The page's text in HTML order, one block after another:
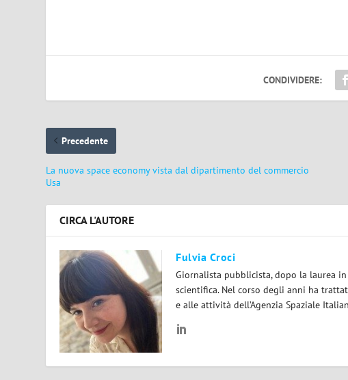
CONDIVIDERE:
Precedente
La nuova space economy vista dal dipartimento del commercio
Usa
CIRCA L'AUTORE
Fulvia Croci
Giornalista pubblicista, dopo la laurea
scientifica. Nel corso degli anni ha
e alle attività dell’Agenzia Spaziale